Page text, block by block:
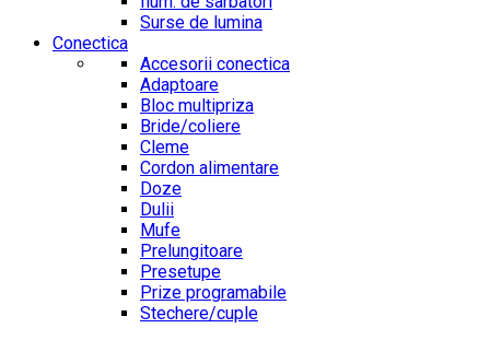
Surse de lumina
Conectica
Accesorii conectica
Adaptoare
Bloc multipriza
Bride/coliere
Cleme
Cordon alimentare
Doze
Dulii
Mufe
Prelungitoare
Presetupe
Prize programabile
Stechere/cuple